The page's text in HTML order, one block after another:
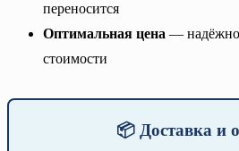
переносится
Оптимальная цена —
стоимости
📦 Доставка и